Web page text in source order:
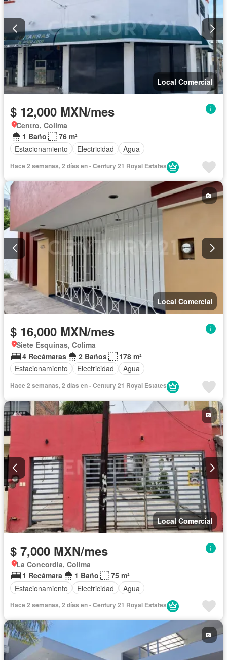
Local Comercial
$ 12,000 MXN/mes
Centro, Colima
1 Baño
76 m²
Estacionamiento
Electricidad Agua
Hace 2 semanas, 2 días en - Century 21 Royal Estates
Local Comercial
$ 16,000 MXN/mes
Siete Esquinas, Colima
4 Recámaras
2 Baños
178 m²
Estacionamiento
Electricidad Agua
Hace 2 semanas, 2 días en - Century 21 Royal Estates
Local Comercial
$ 7,000 MXN/mes
La Concordia, Colima
1 Recámara
1 Baño
75 m²
Estacionamiento
Electricidad Agua
Hace 2 semanas, 2 días en - Century 21 Royal Estates